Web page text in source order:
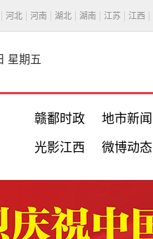
河北 河南 湖北 湖南 江苏 江西
星期五
赣鄱时政 地市新闻
光影江西 微博动态